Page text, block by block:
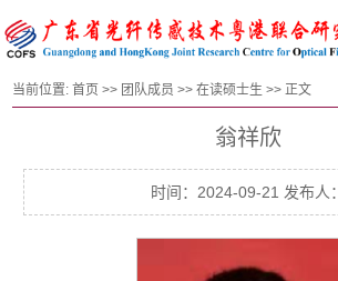
当前位置:首页 >> 团队成员 >>在读硕士生 >> 正文
翁祥欣
时间：2024-09-21 发布人：